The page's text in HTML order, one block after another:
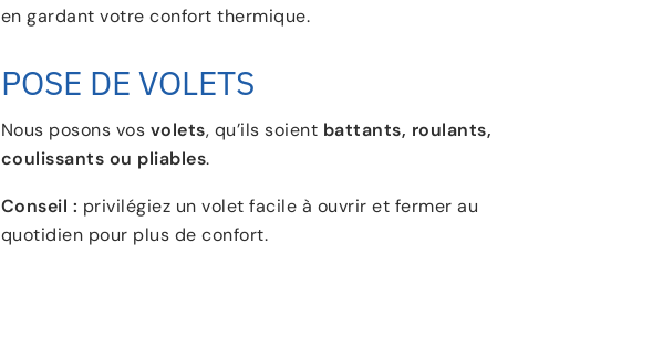
en gardant votre confort thermique.
POSE DE VOLETS
Nous posons vos volets, qu’ils soient battants, roulants,
coulissants ou pliables.
Conseil : privilégiez un volet facile à ouvrir et fermer au
quotidien pour plus de confort.